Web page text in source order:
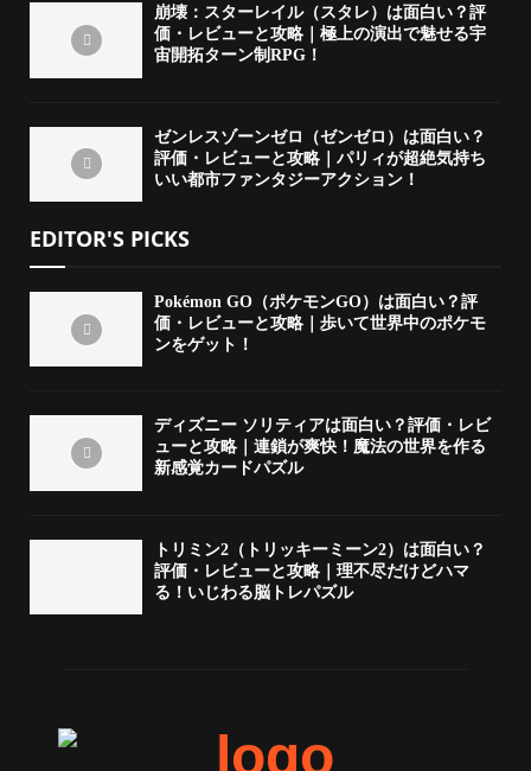
崩壊：スターレイル（スタレ）は面白い？評
価・レビューと攻略｜極上の演出で魅せる宇
宙開拓ターン制RPG！
ゼンレスゾーンゼロ（ゼンゼロ）は面白い？
評価・レビューと攻略｜パリィが超絶気持ち
いい都市ファンタジーアクション！
EDITOR'S PICKS
Pokémon GO（ポケモンGO）は面白い？評
価・レビューと攻略｜歩いて世界中のポケモ
ンをゲット！
ディズニー ソリティアは面白い？評価・レビ
ューと攻略｜連鎖が爽快！魔法の世界を作る
新感覚カードパズル
トリミン2（トリッキーミーン2）は面白い？
評価・レビューと攻略｜理不尽だけどハマ
る！いじわる脳トレパズル